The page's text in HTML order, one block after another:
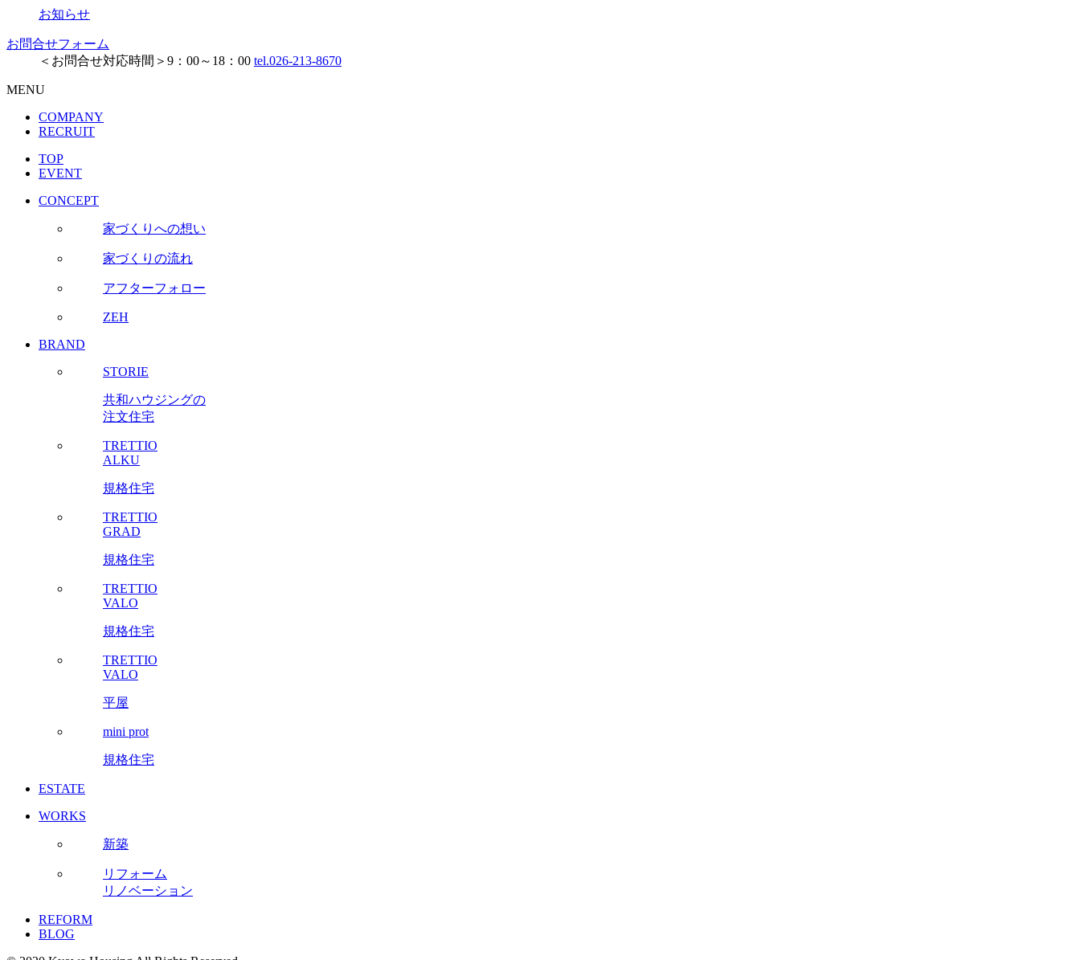
お知らせ
お問合せフォーム
＜お問合せ対応時間＞9：00～18：00 tel.026-213-8670
MENU
COMPANY
RECRUIT
TOP
EVENT
CONCEPT
家づくりへの想い
家づくりの流れ
アフターフォロー
ZEH
BRAND
STORIE
共和ハウジングの
注文住宅
TRETTIO
ALKU
規格住宅
TRETTIO
GRAD
規格住宅
TRETTIO
VALO
規格住宅
TRETTIO
VALO
平屋
mini prot
規格住宅
ESTATE
WORKS
新築
リフォーム
リノベーション
REFORM
BLOG